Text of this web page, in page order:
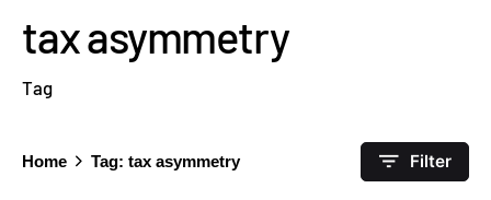
tax asymmetry
Tag
Home Tag: tax asymmetry Filter